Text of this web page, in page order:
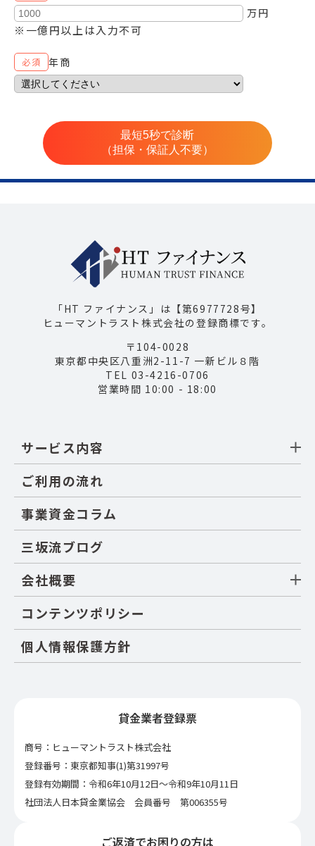
万円
※一億円以上は入力不可
必須 年商
最短5秒で診断
（担保・保証人不要）
「HT ファイナンス」は【第6977728号】
ヒューマントラスト株式会社の登録商標です。
〒104-0028
東京都中央区八重洲2-11-7 一新ビル８階
TEL 03-4216-0706
営業時間 10:00 - 18:00
貸金業者登録票
商号：ヒューマントラスト株式会社
登録番号：東京都知事(1)第31997号
登録有効期間：令和6年10月12日〜令和9年10月11日
社団法人日本貸金業協会 会員番号 第006355号
ご返済でお困りの方は
サービス内容
ご利用の流れ
事業資金コラム
三坂流ブログ
会社概要
コンテンツポリシー
個人情報保護方針